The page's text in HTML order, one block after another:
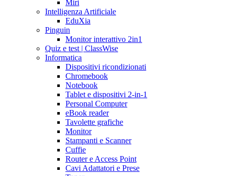
Miri
Intelligenza Artificiale
EduXia
Pinguin
Monitor interattivo 2in1
Quiz e test | ClassWise
Informatica
Dispositivi ricondizionati
Chromebook
Notebook
Tablet e dispositivi 2-in-1
Personal Computer
eBook reader
Tavolette grafiche
Monitor
Stampanti e Scanner
Cuffie
Router e Access Point
Cavi Adattatori e Prese